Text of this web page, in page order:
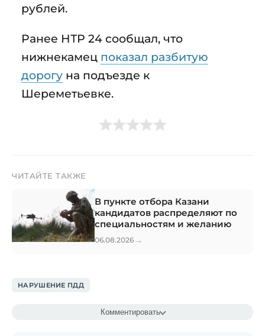
рублей.
Ранее НТР 24 сообщал, что
нижнекамец показал разбитую
дорогу на подъезде к
Шереметьевке.
ЧИТАЙТЕ ТАКЖЕ
В пункте отбора Казани
кандидатов распределяют по
специальностям и желанию
06.08.2026 →
НАРУШЕНИЕ ПДД
Комментировать